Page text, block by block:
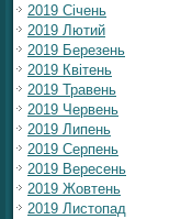
2019 Січень
2019 Лютий
2019 Березень
2019 Квітень
2019 Травень
2019 Червень
2019 Липень
2019 Серпень
2019 Вересень
2019 Жовтень
2019 Листопад